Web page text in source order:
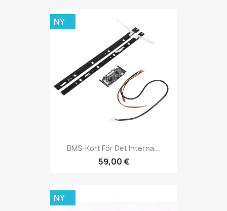
BMS-Kort För Det Interna...
59,00 €
NY
NY